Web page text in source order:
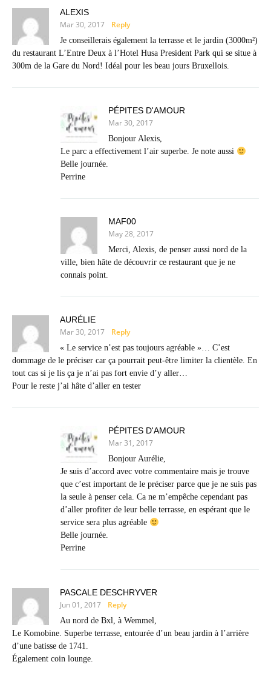
ALEXIS
Mar 30, 2017 Reply
Je conseillerais également la terrasse et le jardin (3000m²)
du restaurant L’Entre Deux à l’Hotel Husa President Park qui se situe à
300m de la Gare du Nord! Idéal pour les beau jours Bruxellois.
PÉPITES D'AMOUR
Mar 30, 2017
Bonjour Alexis,
Le parc a effectivement l’air superbe. Je note aussi
Belle journée.
Perrine
MAF00
May 28, 2017
Merci, Alexis, de penser aussi nord de la
ville, bien hâte de découvrir ce restaurant que je ne
connais point.
AURÉLIE
Mar 30, 2017 Reply
« Le service n’est pas toujours agréable »… C’est
dommage de le préciser car ça pourrait peut-être​ limiter la clientèle. En
tout cas si je lis ça je n’ai pas fort envie d’y aller…
Pour le reste j’ai hâte d’aller en tester
PÉPITES D'AMOUR
Mar 31, 2017
Bonjour Aurélie,
Je suis d’accord avec votre commentaire mais je trouve
que c’est important de le préciser parce que je ne suis pas
la seule à penser cela. Ca ne m’empêche cependant pas
d’aller profiter de leur belle terrasse, en espérant que le
service sera plus agréable
Belle journée.
Perrine
PASCALE DESCHRYVER
Jun 01, 2017 Reply
Au nord de Bxl, à Wemmel,
Le Komobine. Superbe terrasse, entourée d’un beau jardin à l’arrière
d’une batisse de 1741.
Également coin lounge.